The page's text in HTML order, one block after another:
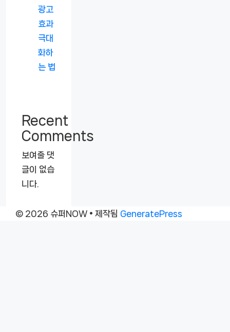
광고
효과
극대
화하
는 법
Recent
Comments
보여줄 댓
글이 없습
니다.
© 2026 슈퍼NOW • 제작됨 GeneratePress